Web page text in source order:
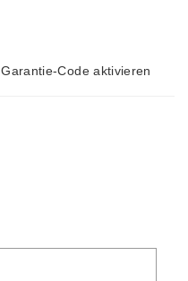
Garantie-Code aktivieren